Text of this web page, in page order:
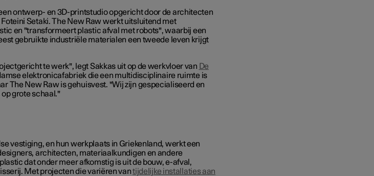
ontwerp- en 3D-printstudio opgericht door de architecten
Foteini Setaki. The New Raw werkt uitsluitend met
en "transformeert plastic afval met robots", waarbij een
gebruikte industriële materialen een tweede leven krijgt
te werk", legt Sakkas uit op de werkvloer van De
elektronicafabriek die een multidisciplinaire ruimte is
The New Raw is gehuisvest. "Wij zijn gespecialiseerd en
grote schaal."
vestiging, en hun werkplaats in Griekenland, werkt een
architecten, materiaalkundigen en andere
dat onder meer afkomstig is uit de bouw, e-afval,
Met projecten die variëren vantijdelijke installaties aan